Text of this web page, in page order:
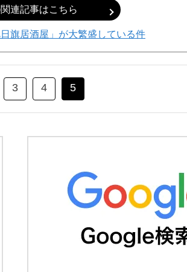
連記事はこちら
旗居酒屋」が大繁盛している件
3 4 5